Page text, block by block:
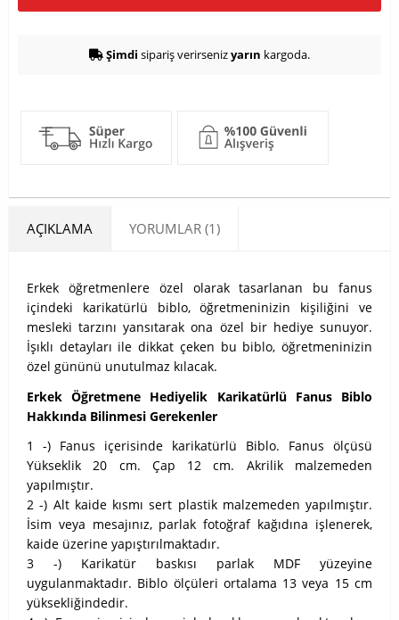
Şimdi sipariş verirsenizyarın kargoda.
AÇIKLAMA YORUMLAR (1)
Erkek öğretmenlere özel olarak tasarlanan bu fanus
içindeki karikatürlü biblo, öğretmeninizin kişiliğini ve
mesleki tarzını yansıtarak ona özel bir hediye sunuyor.
İşıklı detayları ile dikkat çeken bu biblo, öğretmeninizin
özel gününü unutulmaz kılacak.
Erkek Öğretmene Hediyelik Karikatürlü Fanus Biblo
Hakkında Bilinmesi Gerekenler
1 -) Fanus içerisinde karikatürlü Biblo. Fanus ölçüsü
Yükseklik 20 cm. Çap 12 cm. Akrilik malzemeden
yapılmıştır.
2 -) Alt kaide kısmı sert plastik malzemeden yapılmıştır.
İsim veya mesajınız, parlak fotoğraf kağıdına işlenerek,
kaide üzerine yapıştırılmaktadır.
3 -) Karikatür baskısı parlak MDF yüzeyine
uygulanmaktadır. Biblo ölçüleri ortalama 13 veya 15 cm
yüksekliğindedir.